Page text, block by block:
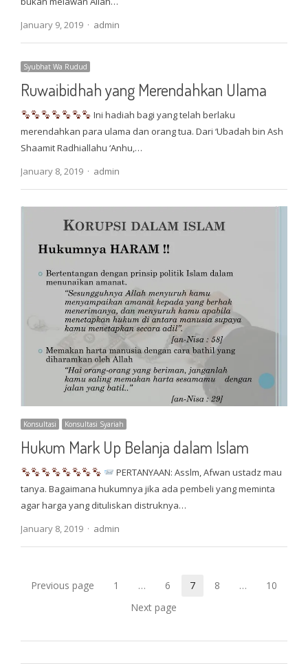
January 9, 2019
Author
admin
Syubhat Wa Rudud
Ruwaibidhah yang Merendahkan Ulama
Ini hadiah bagi yang telah berlaku
merendahkan para ulama dan orang tua. Dari ‘Ubadah bin Ash
Shaamit Radhiallahu ‘Anhu,…
January 8, 2019
Author
admin
Konsultasi Konsultasi Syariah
Hukum Mark Up Belanja dalam Islam
PERTANYAAN: Asslm, Afwan ustadz mau
tanya. Bagaimana hukumnya jika ada pembeli yang meminta
agar harga yang dituliskan distruknya…
January 8, 2019
Author
admin
Posts
Previous page Page
1 … Page
6 Page
7 Page
8 … Page
10
Next page